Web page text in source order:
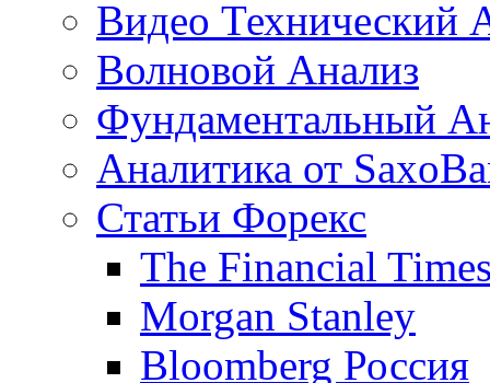
Видео Технический
Волновой Анализ
Фундаментальный
Аналитика от
Статьи Форекс
The Financial
Morgan Stanley
Bloomberg Россия